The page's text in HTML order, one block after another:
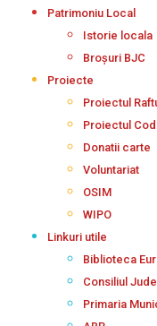
Patrimoniu Local
Istorie locala
Broșuri BJC
Proiecte
Proiectul
Proiectul
Donatii carte
Voluntariat
OSIM
WIPO
Linkuri utile
Biblioteca
Consiliul
Primaria